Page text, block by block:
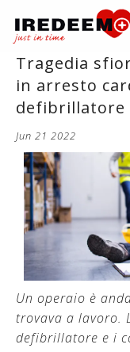
Tragedia
in arresto
defibrillatore
Jun 21 2022
Un operaio è
trovava a lavoro.
defibrillatore e i